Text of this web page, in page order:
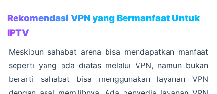
Rekomendasi VPN yang Bermanfaat Untuk
IPTV
Meskipun sahabat arena bisa mendapatkan manfaat
seperti yang ada diatas melalui VPN, namun bukan
berarti sahabat bisa menggunakan layanan VPN